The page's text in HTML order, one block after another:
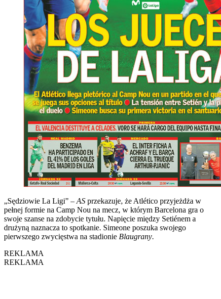
„Sędziowie La Ligi” – AS przekazuje, że Atlético przyjeżdża w
pełnej formie na Camp Nou na mecz, w którym Barcelona gra o
swoje szanse na zdobycie tytułu. Napięcie między Setiénem a
drużyną naznacza to spotkanie. Simeone poszuka swojego
pierwszego zwycięstwa na stadionie Blaugrany.
REKLAMA
REKLAMA